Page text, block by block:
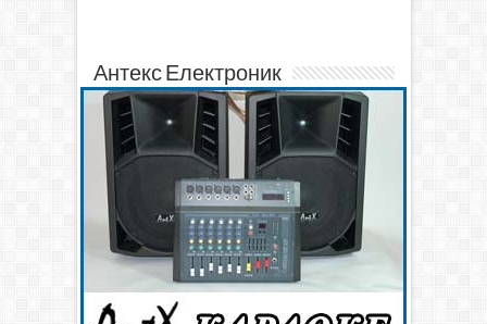
Антекс Електроник